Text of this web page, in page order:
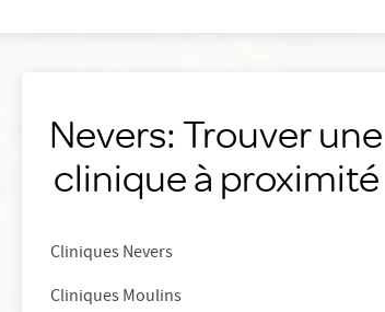
Nevers: Trouver une
clinique à proximité
Cliniques Nevers
Cliniques Moulins